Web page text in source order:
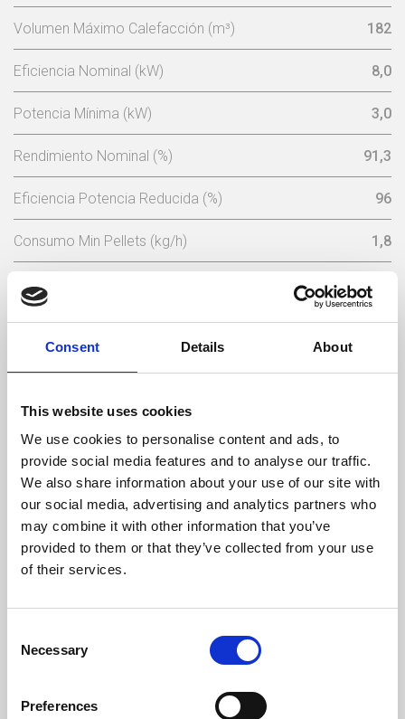
Consent Details About
This website uses cookies
We use cookies to personalise content and ads, to
provide social media features and to analyse our traffic.
We also share information about your use of our site with
our social media, advertising and analytics partners who
may combine it with other information that you’ve
provided to them or that they’ve collected from your use
of their services.
Selection
Necessary
Preferences
Volumen Máximo Calefacción (m³) 182
Eficiencia Nominal (kW) 8,0
Potencia Mínima (kW) 3,0
Rendimiento Nominal (%) 91,3
Eficiencia Potencia Reducida (%) 96
Consumo Min Pellets (kg/h) 1,8
Consumo Mínimo Pellet (kg/h) 0,68
Capacidad Tolva De Pellets (Kg) 15
Tensión Nominal (V) 230
Frecuencia Eléctrica (Hz)
Temperatura Máxima De Los Gases (ºC) 152,6
Temperatura Mínima De Los Gases (ºC)
Peso (kg)
Autonomía Min/Max (h)